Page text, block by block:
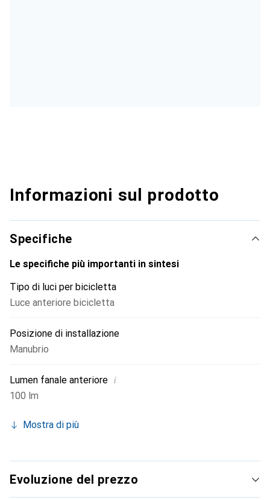
Informazioni sul prodotto
Specifiche
Le specifiche più importanti in sintesi
Tipo di luci per bicicletta
Luce anteriore bicicletta
Posizione di installazione
Manubrio
Lumen fanale anteriore i
100 lm
Mostra di più
Evoluzione del prezzo